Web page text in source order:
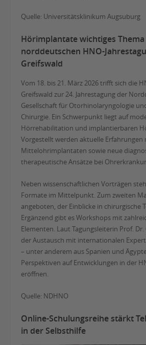
Quelle: Universitätsklinikum Augsuburg
Hörimplantate wichtiges
norddeutschen HNO-
Greifswald
Vom 18. bis 21. März 2026 trifft sich die
Greifswald zur 24. Jahrestagung der
Gesellschaft für Otorhinolaryngologie
Chirurgie. Ein Schwerpunkt liegt auf
Hörrehabilitation und implantierbaren
Vorgestellt werden aktuelle Erfahrungen
Mittelohrimplantaten sowie neue
therapeutische Ansätze bei
Neben wissenschaftlichen Vorträgen
Formate im Mittelpunkt. Zum zweiten
angeboten, der Einblicke in chirurgische
Ergänzend gibt es Workshops mit
Elementen. Laut Tagungsleiterin Prof. Dr.
der Austausch mit internationalen
– unter anderem aus Spanien und
Perspektiven auf Entwicklungen in der
eröffnen.
Quelle: NDHNO
Online-Schulungsreihe stärkt
in der Selbsthilfe